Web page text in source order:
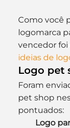
Como você
logomarca
vencedor foi
ideias de
Logo pet
Foram
pet shop
pontuados:
Logo